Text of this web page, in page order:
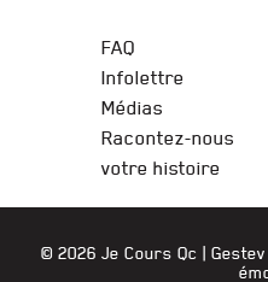
FAQ
Infolettre
Médias
Racontez-nous
votre histoire
© 2026 Je Cours Qc | Gestev